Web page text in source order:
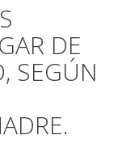
DE
SEGÚN